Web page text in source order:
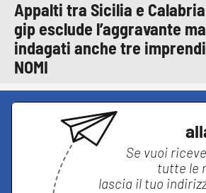
Appalti tra Sicilia e
gip esclude l’aggravante
indagati anche tre
NOMI
Se vuoi
tutte le
lascia il tuo